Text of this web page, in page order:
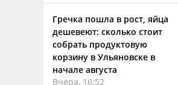
Гречка пошла в рост, яйца
дешевеют: сколько стоит
собрать продуктовую
корзину в Ульяновске в
начале августа
Вчера, 16:52